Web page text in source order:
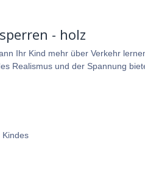
- holz
Ihr Kind mehr über Verkehr
Realismus und der Spannung